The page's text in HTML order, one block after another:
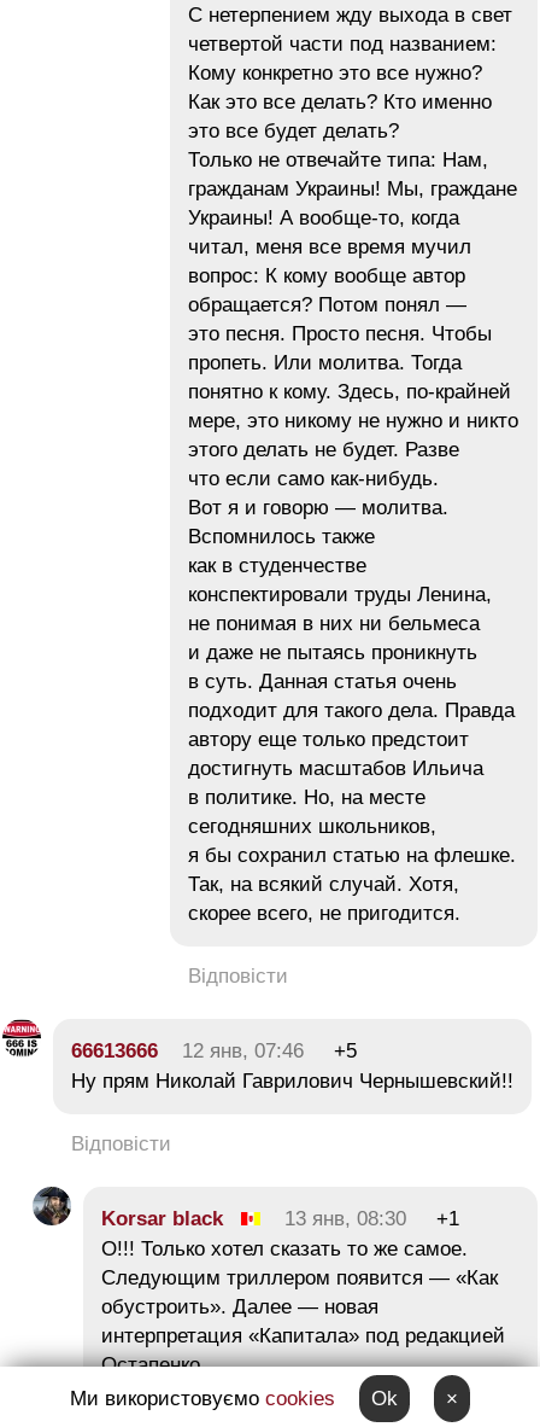
С нетерпением жду выхода в свет
четвертой части под названием:
Кому конкретно это все нужно?
Как это все делать? Кто именно
это все будет делать?
Только не отвечайте типа: Нам,
гражданам Украины! Мы, граждане
Украины! А вообще-то, когда
читал, меня все время мучил
вопрос: К кому вообще автор
обращается? Потом понял —
это песня. Просто песня. Чтобы
пропеть. Или молитва. Тогда
понятно к кому. Здесь, по-крайней
мере, это никому не нужно и никто
этого делать не будет. Разве
что если само как-нибудь.
Вот я и говорю — молитва.
Вспомнилось также
как в студенчестве
конспектировали труды Ленина,
не понимая в них ни бельмеса
и даже не пытаясь проникнуть
в суть. Данная статья очень
подходит для такого дела. Правда
автору еще только предстоит
достигнуть масштабов Ильича
в политике. Но, на месте
сегодняшних школьников,
я бы сохранил статью на флешке.
Так, на всякий случай. Хотя,
скорее всего, не пригодится.
Відповісти
66613666 12 янв, 07:46
+5
Ну прям Николай Гаврилович Чернышевский!!
Відповісти
Korsar black 13 янв, 08:30
+1
О!!! Только хотел сказать то же самое.
Следующим триллером появится — «Как
обустроить». Далее — новая
интерпретация «Капитала» под редакцией
Остапенко.
Ми використовуємо cookies Ok ×